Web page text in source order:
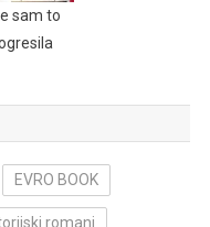
sam to
EVRO BOOK
romani